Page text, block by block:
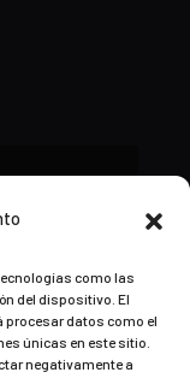
como las
del dispositivo. El
datos como el
únicas en este sitio.
negativamente a